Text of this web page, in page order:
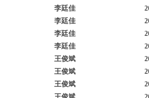
李廷佳
李廷佳
李廷佳
李廷佳
王俊斌
王俊斌
王俊斌